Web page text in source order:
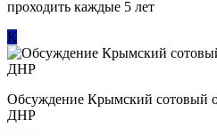
проходить каждые 5 лет
К
Обсуждение Крымский сотовый
ДНР